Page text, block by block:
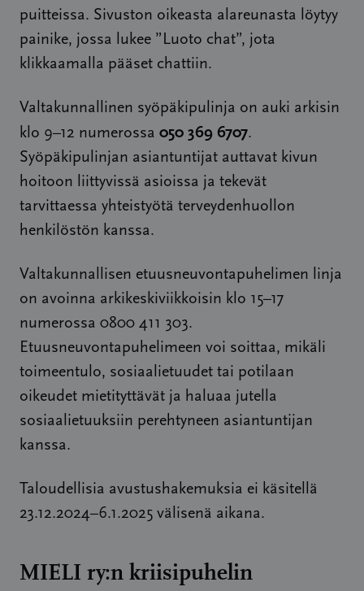
puitteissa. Sivuston oikeasta alareunasta löytyy
painike, jossa lukee ”Luoto chat”, jota
klikkaamalla pääset chattiin.
Valtakunnallinen syöpäkipulinja on auki arkisin
klo 9–12 numerossa 050 369 6707.
Syöpäkipulinjan asiantuntijat auttavat kivun
hoitoon liittyvissä asioissa ja tekevät
tarvittaessa yhteistyötä terveydenhuollon
henkilöstön kanssa.
Valtakunnallisen etuusneuvontapuhelimen linja
on avoinna arkikeskiviikkoisin klo 15–17
numerossa 0800 411 303.
Etuusneuvontapuhelimeen voi soittaa, mikäli
toimeentulo, sosiaalietuudet tai potilaan
oikeudet mietityttävät ja haluaa jutella
sosiaalietuuksiin perehtyneen asiantuntijan
kanssa.
Taloudellisia avustushakemuksia ei käsitellä
23.12.2024–6.1.2025 välisenä aikana.
MIELI ry:n kriisipuhelin